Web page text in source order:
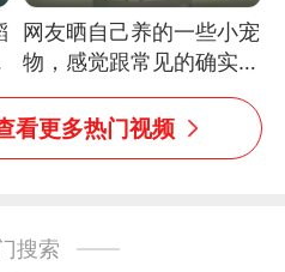
网友晒自己养的一些小宠
物，感觉跟常见的确实有
些不一样
看更多热门视频
搜索